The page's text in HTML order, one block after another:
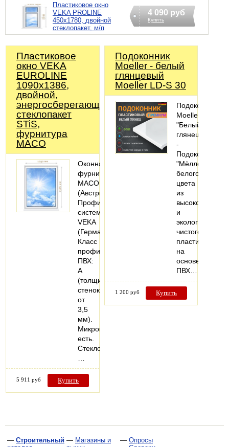
Пластиковое окно
VEKA PROLINE
450х1780, двойной
стеклопакет, м/п
4 090 руб
Купить
Пластиковое
окно VEKA
EUROLINE
1090х1386,
двойной,
энергосберегающий
стеклопакет
STiS,
фурнитура
MACO
Оконная
фурнитура
MACO
(Австрия).
Профильная
система:
VEKA
(Германия).
Класс
профиля
ПВХ:
А
(толщина
стенок
от
3,5
мм).
Микропроветривание:
есть.
Стеклопакеты:
5 911 руб Купить
Подоконник
Moeller - белый
глянцевый
Moeller LD-S 30
Подоконник
Moeller
"Белый
глянец"
-
Подоконники
"Мёллер"
белого
цвета
из
и
экологически
чистого
пластика
на
основе
ПВХ…
1 200 руб Купить
— Строительный — Магазины и
— Опросы